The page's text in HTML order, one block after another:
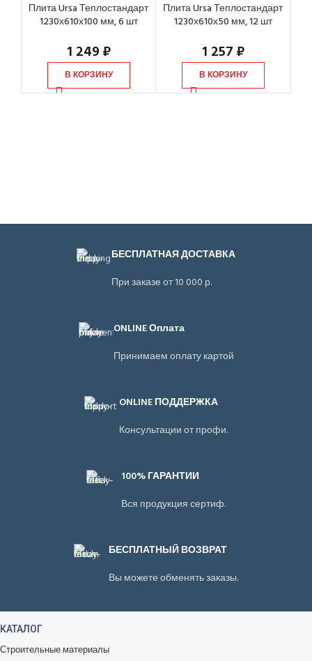
Плита Ursa Теплостандарт
1230х610х100 мм, 6 шт
1 249₽
В КОРЗИНУ
Плита Ursa Теплостандарт
1230х610х50 мм, 12 шт
1 257₽
В КОРЗИНУ
БЕСПЛАТНАЯ ДОСТАВКА
При заказе от 10 000 р.
ONLINE Оплата
Принимаем оплату картой
ONLINE ПОДДЕРЖКА
Консультации от профи.
100% ГАРАНТИИ
Вся продукция сертиф.
БЕСПЛАТНЫЙ ВОЗВРАТ
Вы можете обменять заказы.
КАТАЛОГ
Строительные материалы